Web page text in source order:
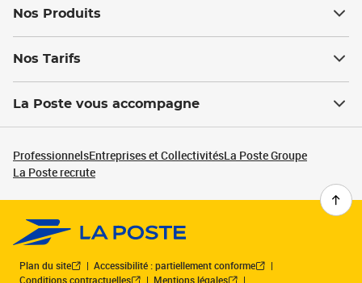
Nos Produits
Nos Tarifs
La Poste vous accompagne
ProfessionnelsEntreprises et CollectivitésLa Poste Groupe
La Poste recrute
Plan du site
Accessibilité : partiellement conforme
Conditions contractuelles
Mentions légales